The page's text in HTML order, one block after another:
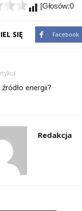
[Głosów:0
SIĘ Facebook
energii?
Redakcja